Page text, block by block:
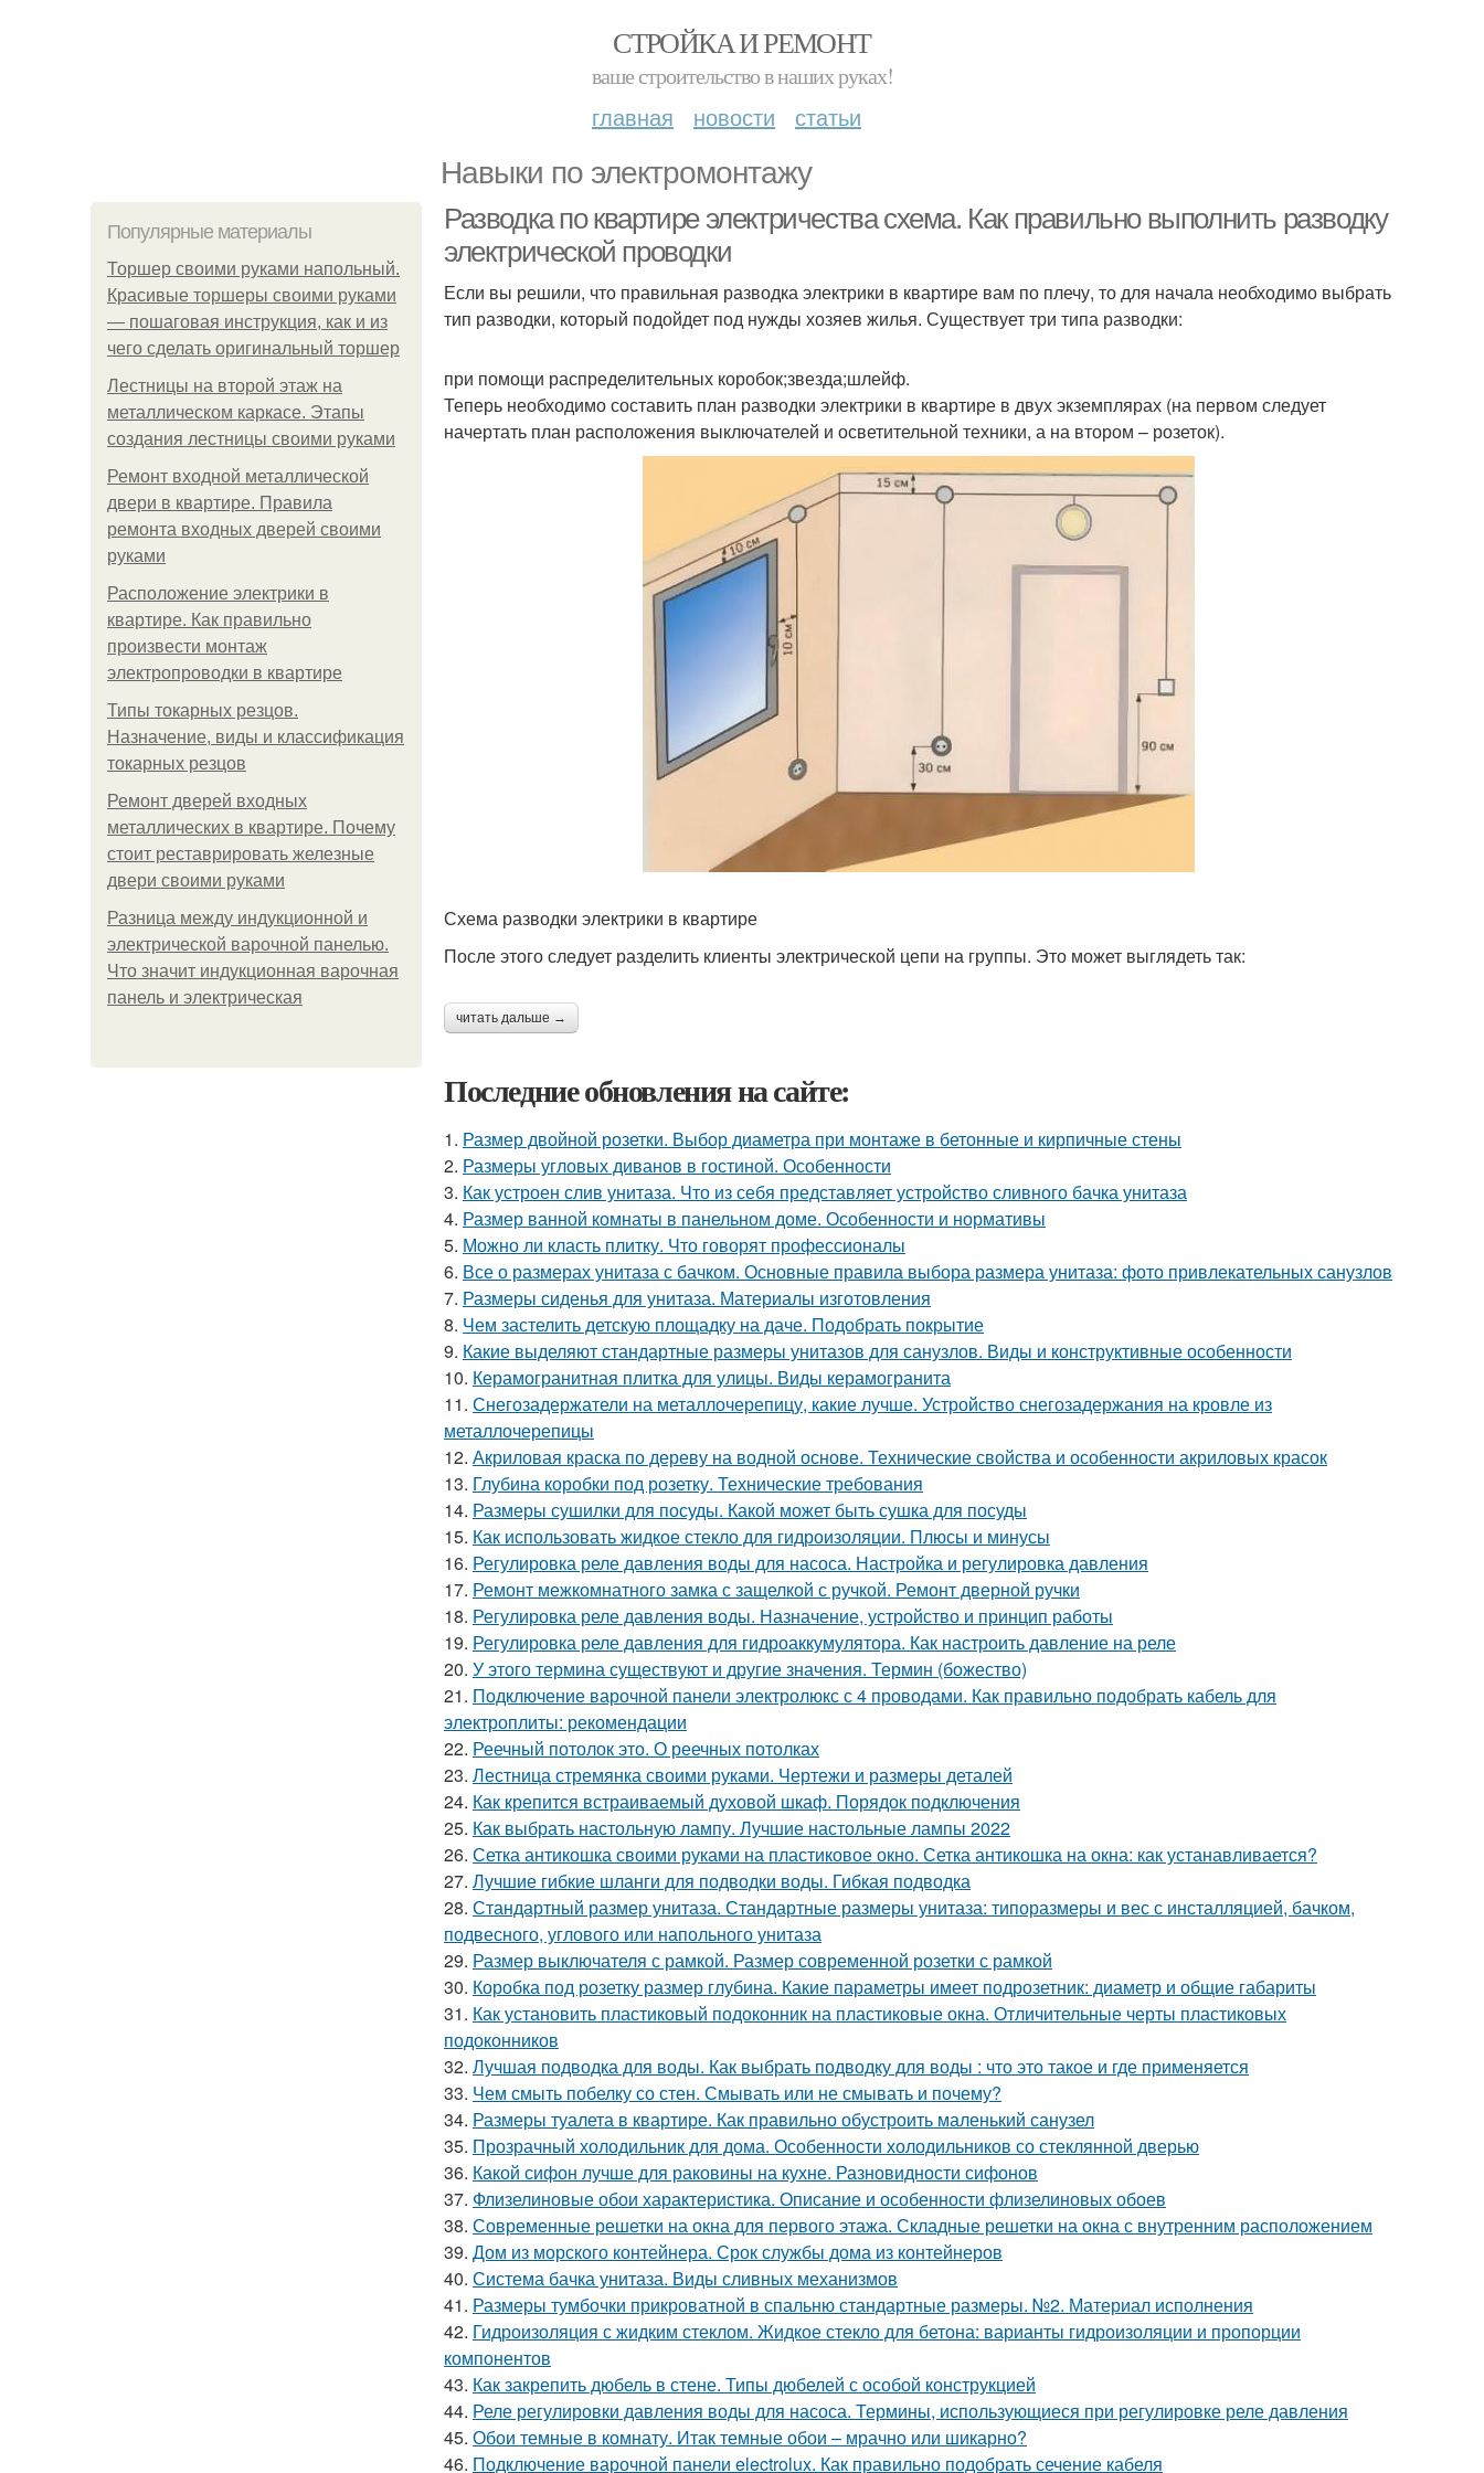
СТРОЙКА И РЕМОНТ
ваше строительство в наших руках!
главная новости статьи
Навыки по электромонтажу
Популярные материалы
Торшер своими руками напольный.
Красивые торшеры своими руками
— пошаговая инструкция, как и из
чего сделать оригинальный торшер
Лестницы на второй этаж на
металлическом каркасе. Этапы
создания лестницы своими руками
Ремонт входной металлической
двери в квартире. Правила
ремонта входных дверей своими
руками
Расположение электрики в
квартире. Как правильно
произвести монтаж
электропроводки в квартире
Типы токарных резцов.
Назначение, виды и классификация
токарных резцов
Ремонт дверей входных
металлических в квартире. Почему
стоит реставрировать железные
двери своими руками
Разница между индукционной и
электрической варочной панелью.
Что значит индукционная варочная
панель и электрическая
Разводка по квартире электричества схема. Как правильно выполнить разводку
электрической проводки
Если вы решили, что правильная разводка электрики в квартире вам по плечу, то для начала необходимо выбрать
тип разводки, который подойдет под нужды хозяев жилья. Существует три типа разводки:
при помощи распределительных коробок;звезда;шлейф.
Теперь необходимо составить план разводки электрики в квартире в двух экземплярах (на первом следует
начертать план расположения выключателей и осветительной техники, а на втором – розеток).
Схема разводки электрики в квартире
После этого следует разделить клиенты электрической цепи на группы. Это может выглядеть так:
читать дальше →
Последние обновления на сайте:
1. Размер двойной розетки. Выбор диаметра при монтаже в бетонные и кирпичные стены
2. Размеры угловых диванов в гостиной. Особенности
3. Как устроен слив унитаза. Что из себя представляет устройство сливного бачка унитаза
4. Размер ванной комнаты в панельном доме. Особенности и нормативы
5. Можно ли класть плитку. Что говорят профессионалы
6. Все о размерах унитаза с бачком. Основные правила выбора размера унитаза: фото привлекательных санузлов
7. Размеры сиденья для унитаза. Материалы изготовления
8. Чем застелить детскую площадку на даче. Подобрать покрытие
9. Какие выделяют стандартные размеры унитазов для санузлов. Виды и конструктивные особенности
10. Керамогранитная плитка для улицы. Виды керамогранита
11. Снегозадержатели на металлочерепицу, какие лучше. Устройство снегозадержания на кровле из
металлочерепицы
12. Акриловая краска по дереву на водной основе. Технические свойства и особенности акриловых красок
13. Глубина коробки под розетку. Технические требования
14. Размеры сушилки для посуды. Какой может быть сушка для посуды
15. Как использовать жидкое стекло для гидроизоляции. Плюсы и минусы
16. Регулировка реле давления воды для насоса. Настройка и регулировка давления
17. Ремонт межкомнатного замка с защелкой с ручкой. Ремонт дверной ручки
18. Регулировка реле давления воды. Назначение, устройство и принцип работы
19. Регулировка реле давления для гидроаккумулятора. Как настроить давление на реле
20. У этого термина существуют и другие значения. Термин (божество)
21. Подключение варочной панели электролюкс с 4 проводами. Как правильно подобрать кабель для
электроплиты: рекомендации
22. Реечный потолок это. О реечных потолках
23. Лестница стремянка своими руками. Чертежи и размеры деталей
24. Как крепится встраиваемый духовой шкаф. Порядок подключения
25. Как выбрать настольную лампу. Лучшие настольные лампы 2022
26. Сетка антикошка своими руками на пластиковое окно. Сетка антикошка на окна: как устанавливается?
27. Лучшие гибкие шланги для подводки воды. Гибкая подводка
28. Стандартный размер унитаза. Стандартные размеры унитаза: типоразмеры и вес с инсталляцией, бачком,
подвесного, углового или напольного унитаза
29. Размер выключателя с рамкой. Размер современной розетки с рамкой
30. Коробка под розетку размер глубина. Какие параметры имеет подрозетник: диаметр и общие габариты
31. Как установить пластиковый подоконник на пластиковые окна. Отличительные черты пластиковых
подоконников
32. Лучшая подводка для воды. Как выбрать подводку для воды : что это такое и где применяется
33. Чем смыть побелку со стен. Смывать или не смывать и почему?
34. Размеры туалета в квартире. Как правильно обустроить маленький санузел
35. Прозрачный холодильник для дома. Особенности холодильников со стеклянной дверью
36. Какой сифон лучше для раковины на кухне. Разновидности сифонов
37. Флизелиновые обои характеристика. Описание и особенности флизелиновых обоев
38. Современные решетки на окна для первого этажа. Складные решетки на окна с внутренним расположением
39. Дом из морского контейнера. Срок службы дома из контейнеров
40. Система бачка унитаза. Виды сливных механизмов
41. Размеры тумбочки прикроватной в спальню стандартные размеры. №2. Материал исполнения
42. Гидроизоляция с жидким стеклом. Жидкое стекло для бетона: варианты гидроизоляции и пропорции
компонентов
43. Как закрепить дюбель в стене. Типы дюбелей с особой конструкцией
44. Реле регулировки давления воды для насоса. Термины, использующиеся при регулировке реле давления
45. Обои темные в комнату. Итак темные обои – мрачно или шикарно?
46. Подключение варочной панели electrolux. Как правильно подобрать сечение кабеля